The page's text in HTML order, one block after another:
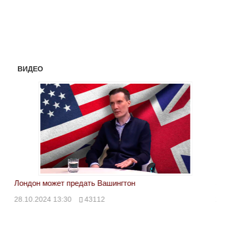
ВИДЕО
Лондон может предать Вашингтон
28.10.2024 13:30 43112